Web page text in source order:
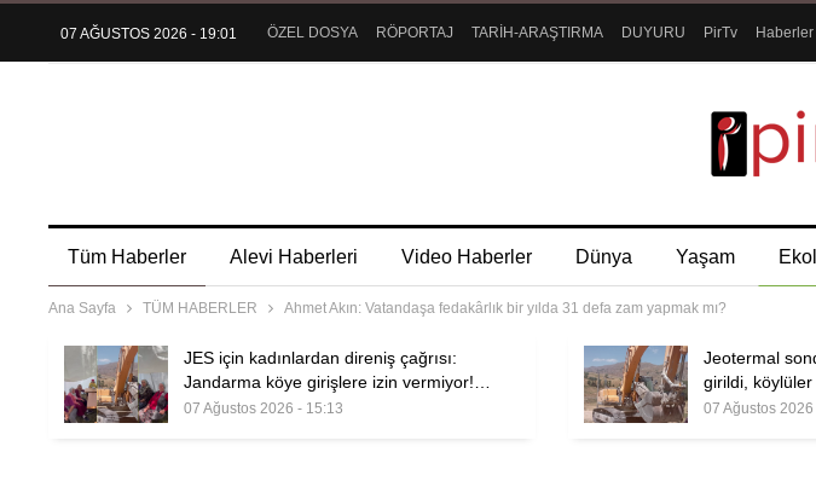
07 AĞUSTOS 2026 - 19:01 ÖZEL DOSYA RÖPORTAJ TARİH-ARAŞTIRMA DUYURU PirTv Haberler
Tüm Haberler Alevi Haberleri Video Haberler Dünya Yaşam
Ana Sayfa TÜM HABERLER Ahmet Akın: Vatandaşa fedakârlık bir yılda 31 defa zam yapmak mı?
JES için kadınlardan direniş çağrısı:
Jandarma köye girişlere izin vermiyor!…
07 Ağustos 2026 - 15:13
Jeotermal
girildi,
07 Ağustos